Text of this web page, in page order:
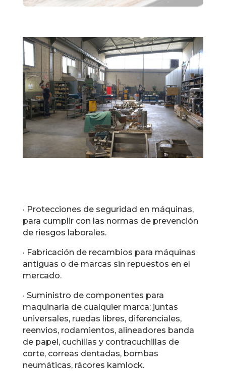
· Protecciones de seguridad en máquinas,
para cumplir con las normas de prevención
de riesgos laborales.
· Fabricación de recambios para máquinas
antiguas o de marcas sin repuestos en el
mercado.
· Suministro de componentes para
maquinaria de cualquier marca: juntas
universales, ruedas libres, diferenciales,
reenvios, rodamientos, alineadores banda
de papel, cuchillas y contracuchillas de
corte, correas dentadas, bombas
neumáticas, rácores kamlock.